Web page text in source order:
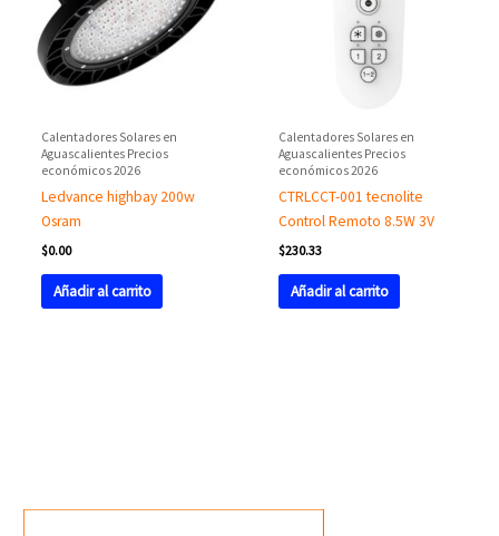
Calentadores Solares en
Aguascalientes Precios
económicos 2026
Ledvance highbay 200w
Osram
$0.00
Añadir al carrito
Calentadores Solares en
Aguascalientes Precios
económicos 2026
CTRLCCT-001 tecnolite
Control Remoto 8.5W 3V
$230.33
Añadir al carrito